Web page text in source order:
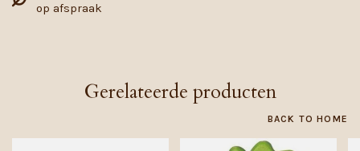
op afspraak
Gerelateerde producten
BACK TO HOME